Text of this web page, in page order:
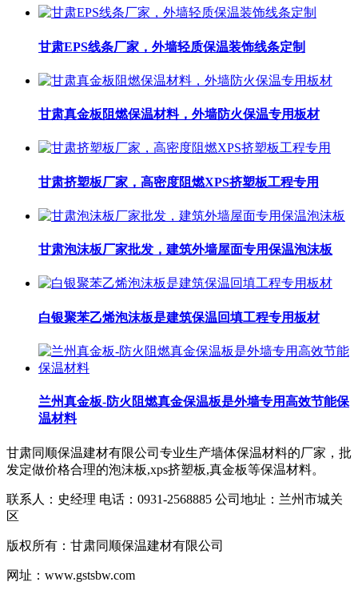
甘肃EPS线条厂家，外墙轻质保温装饰线条定制
甘肃真金板阻燃保温材料，外墙防火保温专用板材
甘肃挤塑板厂家，高密度阻燃XPS挤塑板工程专用
甘肃泡沫板厂家批发，建筑外墙屋面专用保温泡沫板
白银聚苯乙烯泡沫板是建筑保温回填工程专用板材
兰州真金板-防火阻燃真金保温板是外墙专用高效节能保
温材料​
甘肃同顺保温建材有限公司专业生产墙体保温材料的厂家，批
发定做价格合理的泡沫板,xps挤塑板,真金板等保温材料。
联系人：史经理 电话：0931-2568885 公司地址：兰州市城关
区
版权所有：甘肃同顺保温建材有限公司
网址：www.gstsbw.com